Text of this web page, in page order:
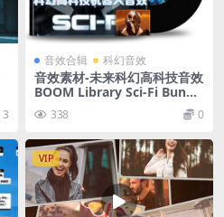
3
音效合辑 科幻音效
音效素材-未来科幻高科技音效
BOOM Library Sci-Fi Bundl
e 338 0
VIP